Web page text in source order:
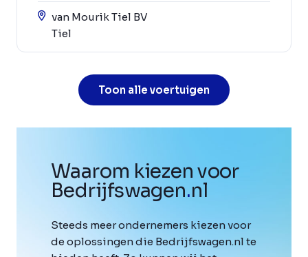
van Mourik Tiel BV
Tiel
Toon alle voertuigen
Waarom kiezen voor
Bedrijfswagen.nl
Steeds meer ondernemers kiezen voor
de oplossingen die Bedrijfswagen.nl te